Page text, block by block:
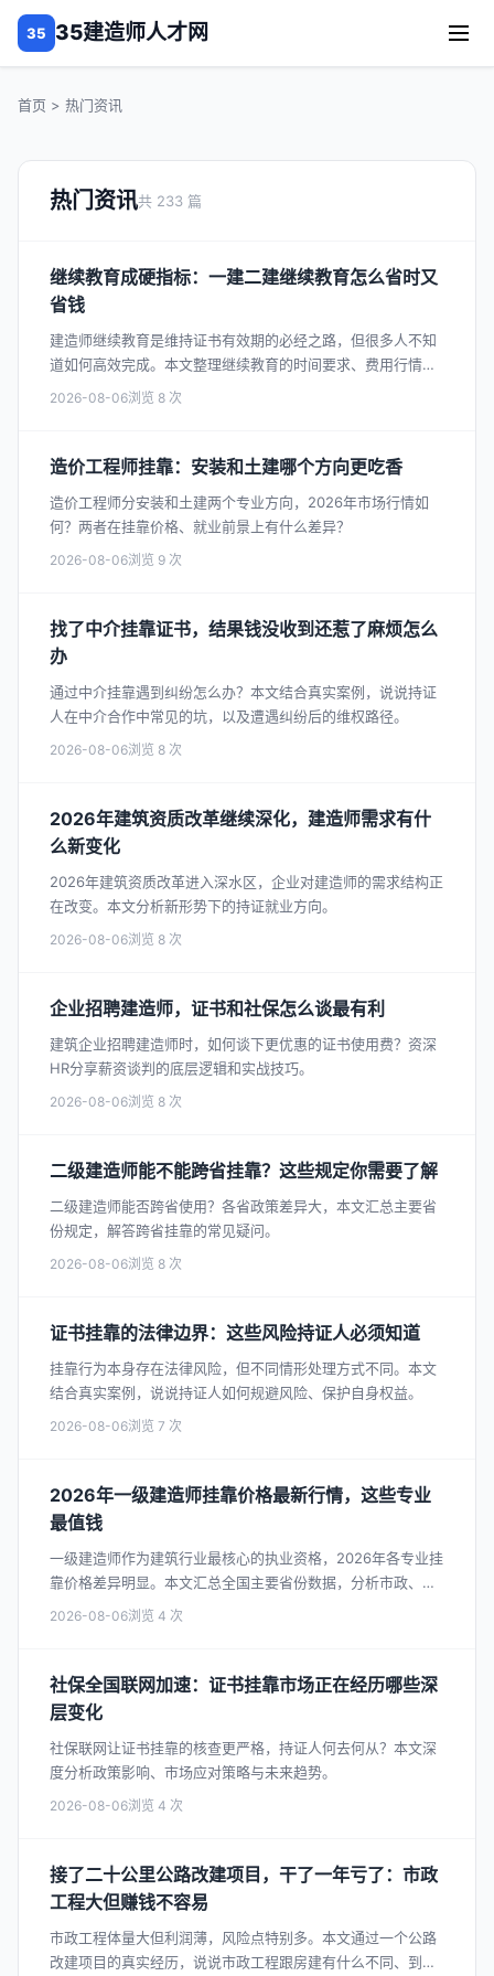
35 35建造师人才网
首页 > 热门资讯
热门资讯共 233 篇
继续教育成硬指标：一建二建继续教育怎么省时又
省钱
建造师继续教育是维持证书有效期的必经之路，但很多人不知
道如何高效完成。本文整理继续教育的时间要求、费用行情和
高效完成方法。
2026-08-06 8
造价工程师挂靠：安装和土建哪个方向更吃香
造价工程师分安装和土建两个专业方向，2026年市场行情如
何？两者在挂靠价格、就业前景上有什么差异？
2026-08-06 9
找了中介挂靠证书，结果钱没收到还惹了麻烦怎么
办
通过中介挂靠遇到纠纷怎么办？本文结合真实案例，说说持证
人在中介合作中常见的坑，以及遭遇纠纷后的维权路径。
2026-08-06 8
2026年建筑资质改革继续深化，建造师需求有什
么新变化
2026年建筑资质改革进入深水区，企业对建造师的需求结构正
在改变。本文分析新形势下的持证就业方向。
2026-08-06 8
企业招聘建造师，证书和社保怎么谈最有利
建筑企业招聘建造师时，如何谈下更优惠的证书使用费？资深
HR分享薪资谈判的底层逻辑和实战技巧。
2026-08-06 8
二级建造师能不能跨省挂靠？这些规定你需要了解
二级建造师能否跨省使用？各省政策差异大，本文汇总主要省
份规定，解答跨省挂靠的常见疑问。
2026-08-06 8
证书挂靠的法律边界：这些风险持证人必须知道
挂靠行为本身存在法律风险，但不同情形处理方式不同。本文
结合真实案例，说说持证人如何规避风险、保护自身权益。
2026-08-06 7
2026年一级建造师挂靠价格最新行情，这些专业
最值钱
一级建造师作为建筑行业最核心的执业资格，2026年各专业挂
靠价格差异明显。本文汇总全国主要省份数据，分析市政、机
电、建筑等专业的价格走势。
2026-08-06 4
社保全国联网加速：证书挂靠市场正在经历哪些深
层变化
社保联网让证书挂靠的核查更严格，持证人何去何从？本文深
度分析政策影响、市场应对策略与未来趋势。
2026-08-06 4
接了二十公里公路改建项目，干了一年亏了：市政
工程大但赚钱不容易
市政工程体量大但利润薄，风险点特别多。本文通过一个公路
改建项目的真实经历，说说市政工程跟房建有什么不同、到底